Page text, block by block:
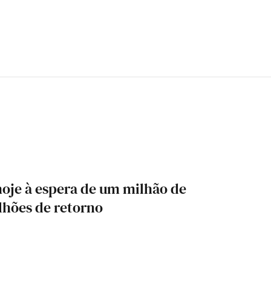
à espera de um milhão de
de retorno